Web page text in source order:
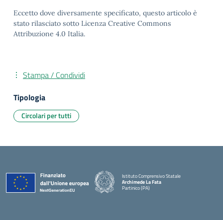
Eccetto dove diversamente specificato, questo articolo è
stato rilasciato sotto Licenza Creative Commons
Attribuzione 4.0 Italia.
Stampa / Condividi
Tipologia
Circolari per tutti
Istituto Comprensivo Statale
Archimede La Fata
Partinico (PA)